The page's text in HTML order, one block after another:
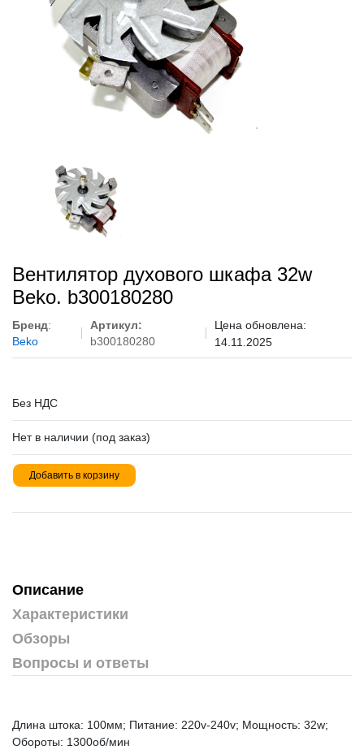
Вентилятор духового шкафа 32w
Beko. b300180280
Бренд:
Beko
Артикул:
b300180280
Цена обновлена:
14.11.2025
Без НДС
Нет в наличии (под заказ)
Добавить в корзину
Описание
Характеристики
Обзоры
Вопросы и ответы
Длина штока: 100мм; Питание: 220v-240v; Мощность: 32w;
Обороты: 1300об/мин